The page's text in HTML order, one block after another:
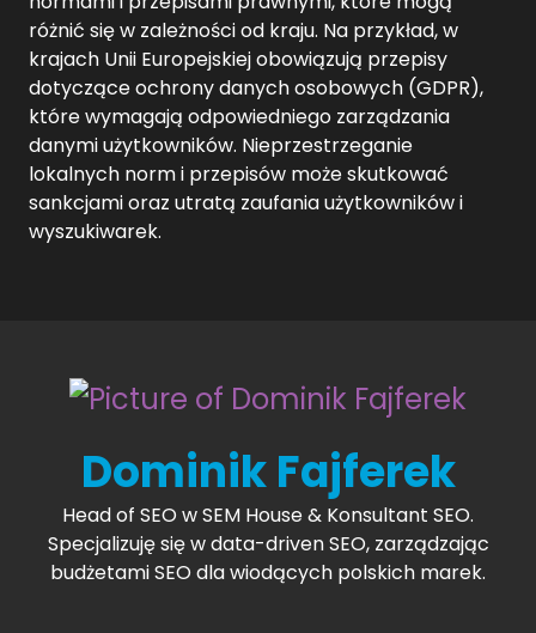
różnić się w zależności od kraju. Na przykład, w
krajach Unii Europejskiej obowiązują przepisy
dotyczące ochrony danych osobowych (GDPR),
które wymagają odpowiedniego zarządzania
danymi użytkowników. Nieprzestrzeganie
lokalnych norm i przepisów może skutkować
sankcjami oraz utratą zaufania użytkowników i
wyszukiwarek.
Dominik Fajferek
Head of SEO w SEM House & Konsultant SEO.
Specjalizuję się w data-driven SEO, zarządzając
budżetami SEO dla wiodących polskich marek.